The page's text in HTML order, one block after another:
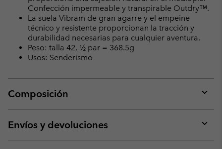
Confección impermeable y transpirable Outdry™.
La suela Vibram de gran agarre y el empeine
técnico y resistente proporcionan la tracción y
durabilidad necesarias para cualquier aventura.
Peso: talla 42, ½ par = 368.5g
Usos: Senderismo
Composición
or
Envíos y devoluciones
or